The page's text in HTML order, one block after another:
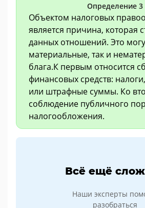
Определение 3
Объектом налоговых
является причина, которая
данных отношений. Это
материальные, так и
блага.К первым относится
финансовых средств:
или штрафные суммы. Ко
соблюдение публичного
налогообложения.
Всё ещё
Наши эксперты
разобраться